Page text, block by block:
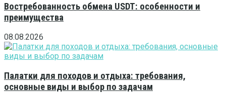
Востребованность обмена USDT: особенности и
преимущества
08.08.2026
Палатки для походов и отдыха: требования,
основные виды и выбор по задачам